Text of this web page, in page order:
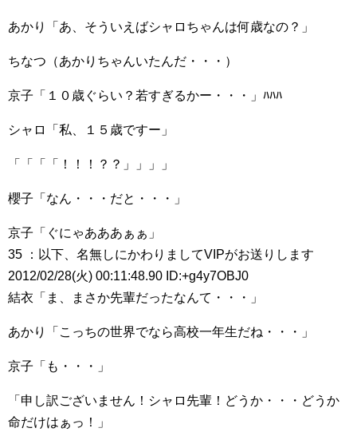
あかり「あ、そういえばシャロちゃんは何歳なの？」
ちなつ（あかりちゃんいたんだ・・・）
京子「１０歳ぐらい？若すぎるかー・・・」ﾊﾊﾊ
シャロ「私、１５歳ですー」
「「「「！！！？？」」」」
櫻子「なん・・・だと・・・」
京子「ぐにゃあああぁぁ」
35 ：以下、名無しにかわりましてVIPがお送りします
2012/02/28(火) 00:11:48.90 ID:+g4y7OBJ0
結衣「ま、まさか先輩だったなんて・・・」
あかり「こっちの世界でなら高校一年生だね・・・」
京子「も・・・」
「申し訳ございません！シャロ先輩！どうか・・・どうか
命だけはぁっ！」